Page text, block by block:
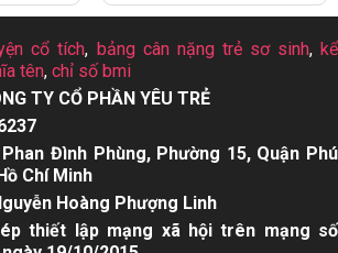
cổ tích, bảng cân nặng trẻ sơ sinh,kể
tên, chỉ số bmi
TY CỔ PHẦN YÊU TRẺ
Đình Phùng, Phường 15, Quận Phú
Chí Minh
Hoàng Phượng Linh
thiết lập mạng xã hội trên mạng số